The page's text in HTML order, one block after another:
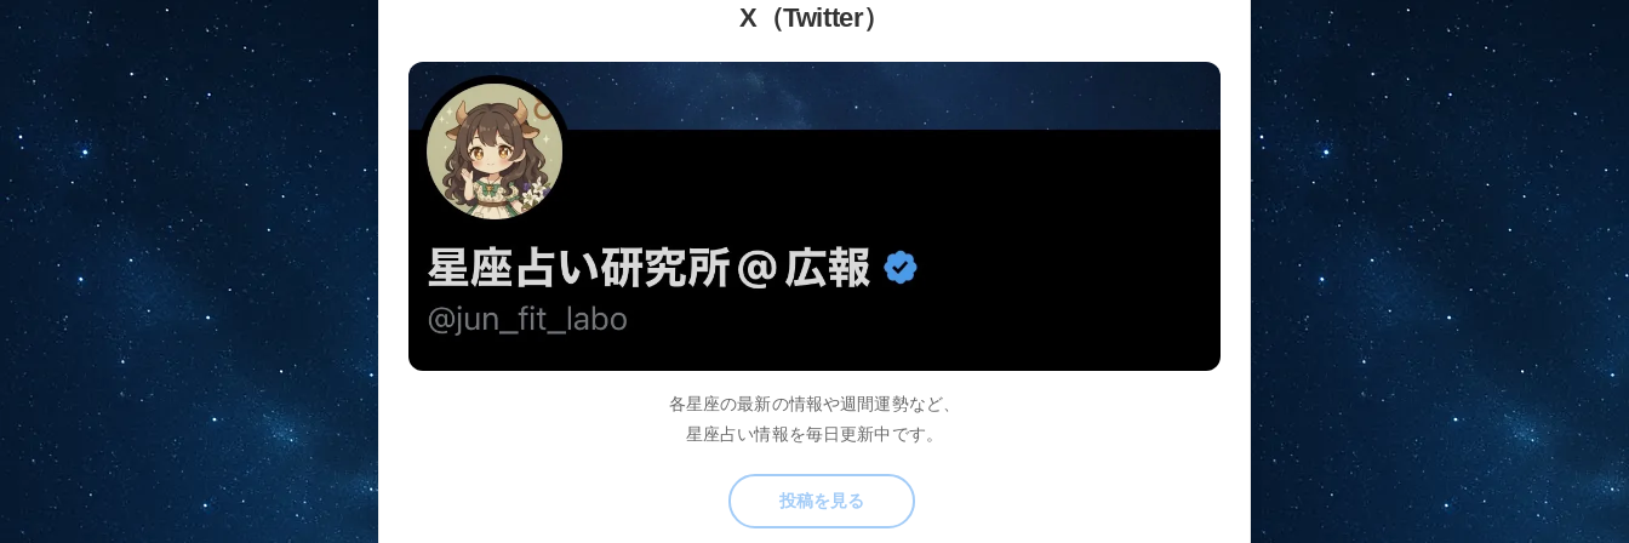
X（Twitter）
各星座の最新の情報や週間運勢など、
星座占い情報を毎日更新中です。
投稿を見る